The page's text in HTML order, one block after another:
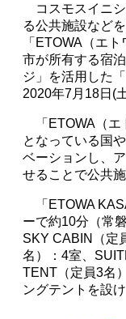
コスモスイニ
る公共施設など
「 ETOWA （エ
市が所有する宿
ジ」を活用した「
2020年7月 18日 (
「 ETOWA （
となっている国
ベーションし、
せることで公共
「 ETOWA
ーで約10分（常
SKY CABIN
（定
名）： 4室、
TENT （定員3名
ングテントを設け